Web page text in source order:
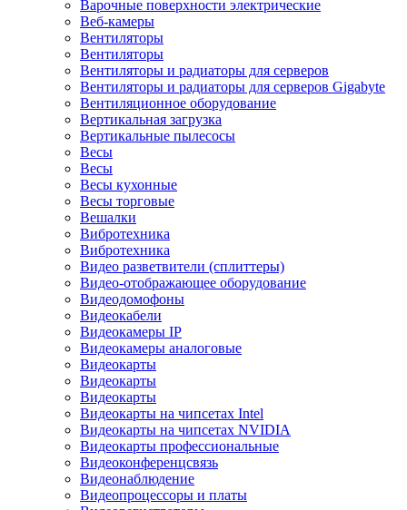
Варочные поверхности электрические
Веб-камеры
Вентиляторы
Вентиляторы
Вентиляторы и радиаторы для серверов
Вентиляторы и радиаторы для серверов Gigabyte
Вентиляционное оборудование
Вертикальная загрузка
Вертикальные пылесосы
Весы
Весы
Весы кухонные
Весы торговые
Вешалки
Вибротехника
Вибротехника
Видео разветвители (сплиттеры)
Видео-отображающее оборудование
Видеодомофоны
Видеокабели
Видеокамеры IP
Видеокамеры аналоговые
Видеокарты
Видеокарты
Видеокарты
Видеокарты на чипсетах Intel
Видеокарты на чипсетах NVIDIA
Видеокарты профессиональные
Видеоконференцсвязь
Видеонаблюдение
Видеопроцессоры и платы